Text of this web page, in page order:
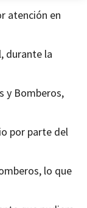
atención en
durante la
y Bomberos,
por parte del
lo que